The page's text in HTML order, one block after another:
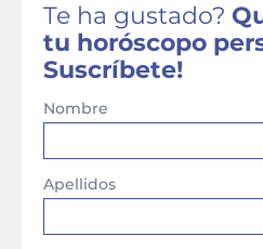
Te ha gustado?
tu horóscopo
Suscríbete!
Nombre
Apellidos